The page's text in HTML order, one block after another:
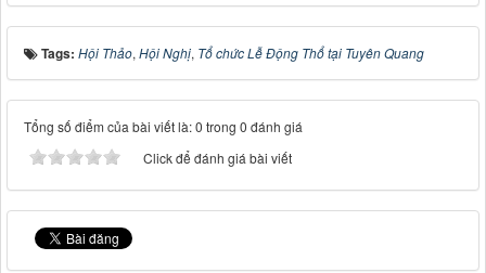
Tags: Hội Thảo, Hội Nghị, Tổ chức Lễ Động Thổ tại Tuyên Quang
Tổng số điểm của bài viết là: 0 trong 0 đánh giá
Click để đánh giá bài viết